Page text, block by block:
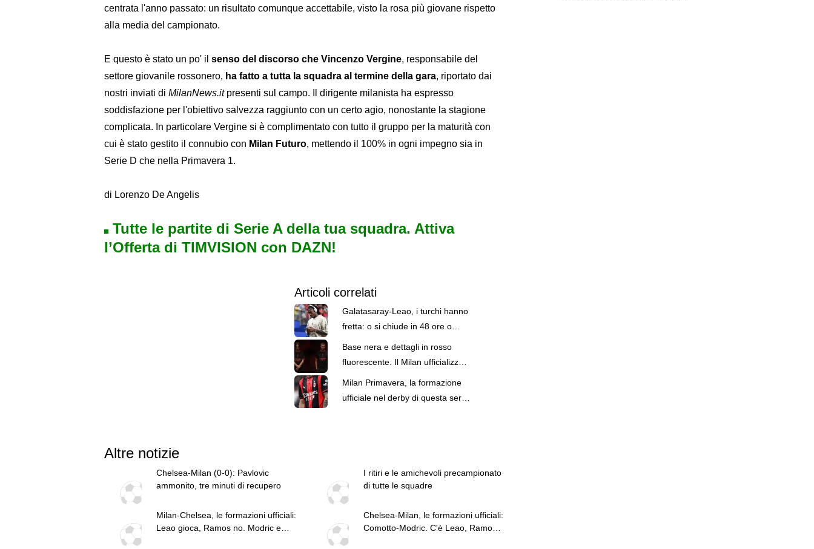
centrata l'anno passato: un risultato comunque accettabile, visto la rosa più giovane rispetto
alla media del campionato.
E questo è stato un po' il senso del discorso che Vincenzo Vergine, responsabile del
settore giovanile rossonero, ha fatto a tutta la squadra al termine della gara, riportato dai
nostri inviati di MilanNews.itpresenti sul campo. Il dirigente milanista ha espresso
soddisfazione per l'obiettivo salvezza raggiunto con un certo agio, nonostante la stagione
complicata. In particolare Vergine si è complimentato con tutto il gruppo per la maturità con
cui è stato gestito il connubio con Milan Futuro, mettendo il 100% in ogni impegno sia in
Serie D che nella Primavera 1.
di Lorenzo De Angelis
Tutte le partite di Serie A della tua squadra. Attiva
l’Offerta di TIMVISION con DAZN!
Articoli correlati
Galatasaray-Leao, i turchi hanno
fretta: o si chiude in 48 ore o
cambiano obiettivo
Base nera e dettagli in rosso
fluorescente. Il Milan ufficializza
Milan Primavera, la formazione
ufficiale nel derby di questa sera
Altre notizie
Chelsea-Milan (0-0): Pavlovic
ammonito, tre minuti di recupero
I ritiri e le amichevoli precampionato
di tutte le squadre
Milan-Chelsea, le formazioni ufficiali:
Leao gioca, Ramos no. Modric e
Chelsea-Milan, le formazioni ufficiali:
Comotto-Modric. C'è Leao, Ramos